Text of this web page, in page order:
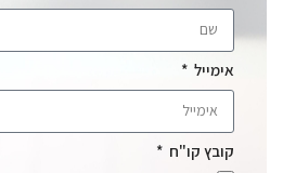
אימייל
קובץ קו"ח